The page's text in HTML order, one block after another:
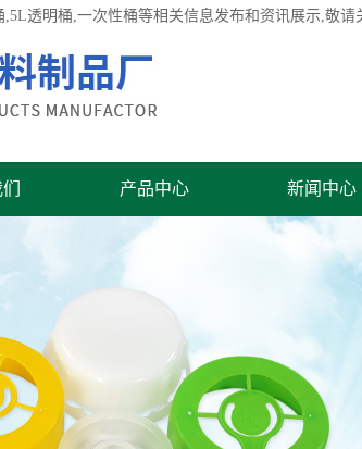
,5L透明桶,一次性桶等相关信息发布和资讯展示,敬请
产品中心 新闻中心